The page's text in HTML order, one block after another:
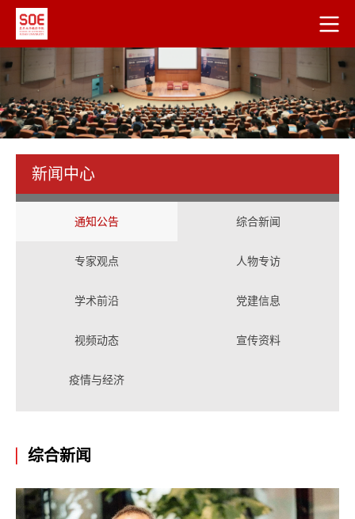
新闻中心
通知公告 综合新闻
专家观点 人物专访
学术前沿 党建信息
视频动态 宣传资料
疫情与经济
综合新闻